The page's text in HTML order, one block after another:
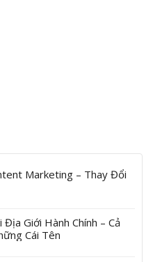
Marketing – Thay Đổi
Giới Hành Chính – Cả
Cái Tên